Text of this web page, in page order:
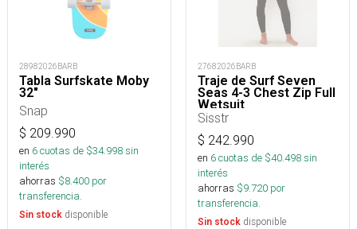
28982026BARB
Tabla Surfskate Moby
32"
Snap
$ 209.990
en 6cuotas de $34.998sin
interés
ahorras $8.400 por
transferencia.
Sin stock disponible
27682026BARB
Traje de Surf Seven
Seas 4-3 Chest Zip Full
Wetsuit
Sisstr
$ 242.990
en 6cuotas de $40.498sin
interés
ahorras $9.720 por
transferencia.
Sin stock disponible